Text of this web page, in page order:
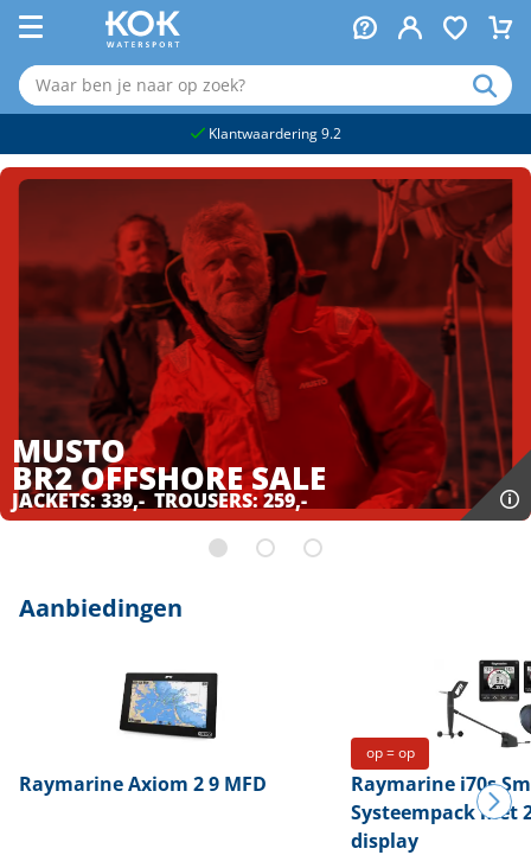
Klantwaardering 9.2
MUSTO
BR2 OFFSHORESALE
JACKETS: 339,- TROUSERS: 259,-
Aanbiedingen
RaymarineAxiom 2 9 MFD
op = op
Raymarine i70s
Systeempack met
display